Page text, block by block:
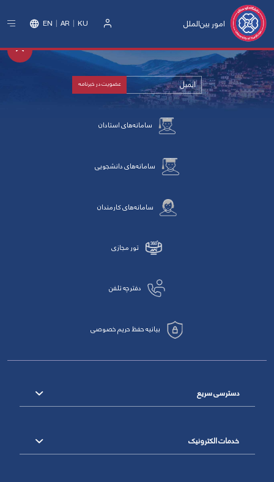
امور بین‌الملل EN AR KU
سامانه‌های استادان
سامانه‌های دانشجویی
سامانه‌های کارمندان
تور مجازی
دفترچه تلفن
بیانیه حفظ حریم خصوصی
دسترسی سریع
خدمات الکترونیک